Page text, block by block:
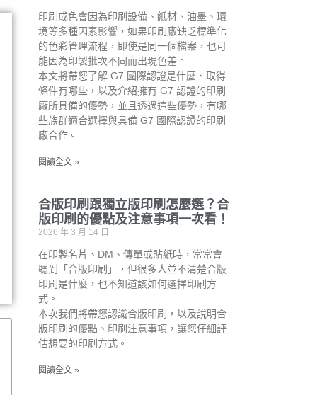
印刷成色會因為印刷設備、紙材、油墨、環
境等多種因素影響，如果印刷廠缺乏標準化
的色彩管理流程，即使是同一個檔案，也可
能因為印製批次不同而出現色差。
本文將帶您了解 G7 國際認證是什麼、取得
條件有哪些，以及介紹擁有 G7 認證的印刷
廠所具備的優勢，並且透過這些優勢，有哪
些族群適合選擇與具備 G7 國際認證的印刷
廠合作。
閱讀全文 »
合版印刷跟獨立版印刷怎麼選？合
版印刷的優點及注意事項一次看！
2026 年 3 月 14 日
在印製名片、DM、傳單或貼紙時，常常會
聽到「合版印刷」，但很多人並不清楚合版
印刷是什麼，也不知道該如何選擇印刷方
式。
本次我們將帶您認識合版印刷，以及說明合
版印刷的優點、印刷注意事項，讓您仔細評
估想要的印刷方式。
閱讀全文 »